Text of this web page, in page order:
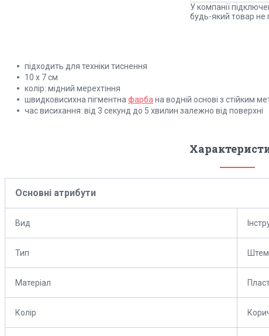
У компанії
будь-який товар не
підходить для техніки тиснення
10 х 7 см
колір: мідний мерехтіння
швидковисихна пігментна фарба на водній основі з стійким
час висихання: від 3 секунд до 5 хвилин залежно від поверхні
Основні атрибути
Вид
Тип
Матеріал
Колір